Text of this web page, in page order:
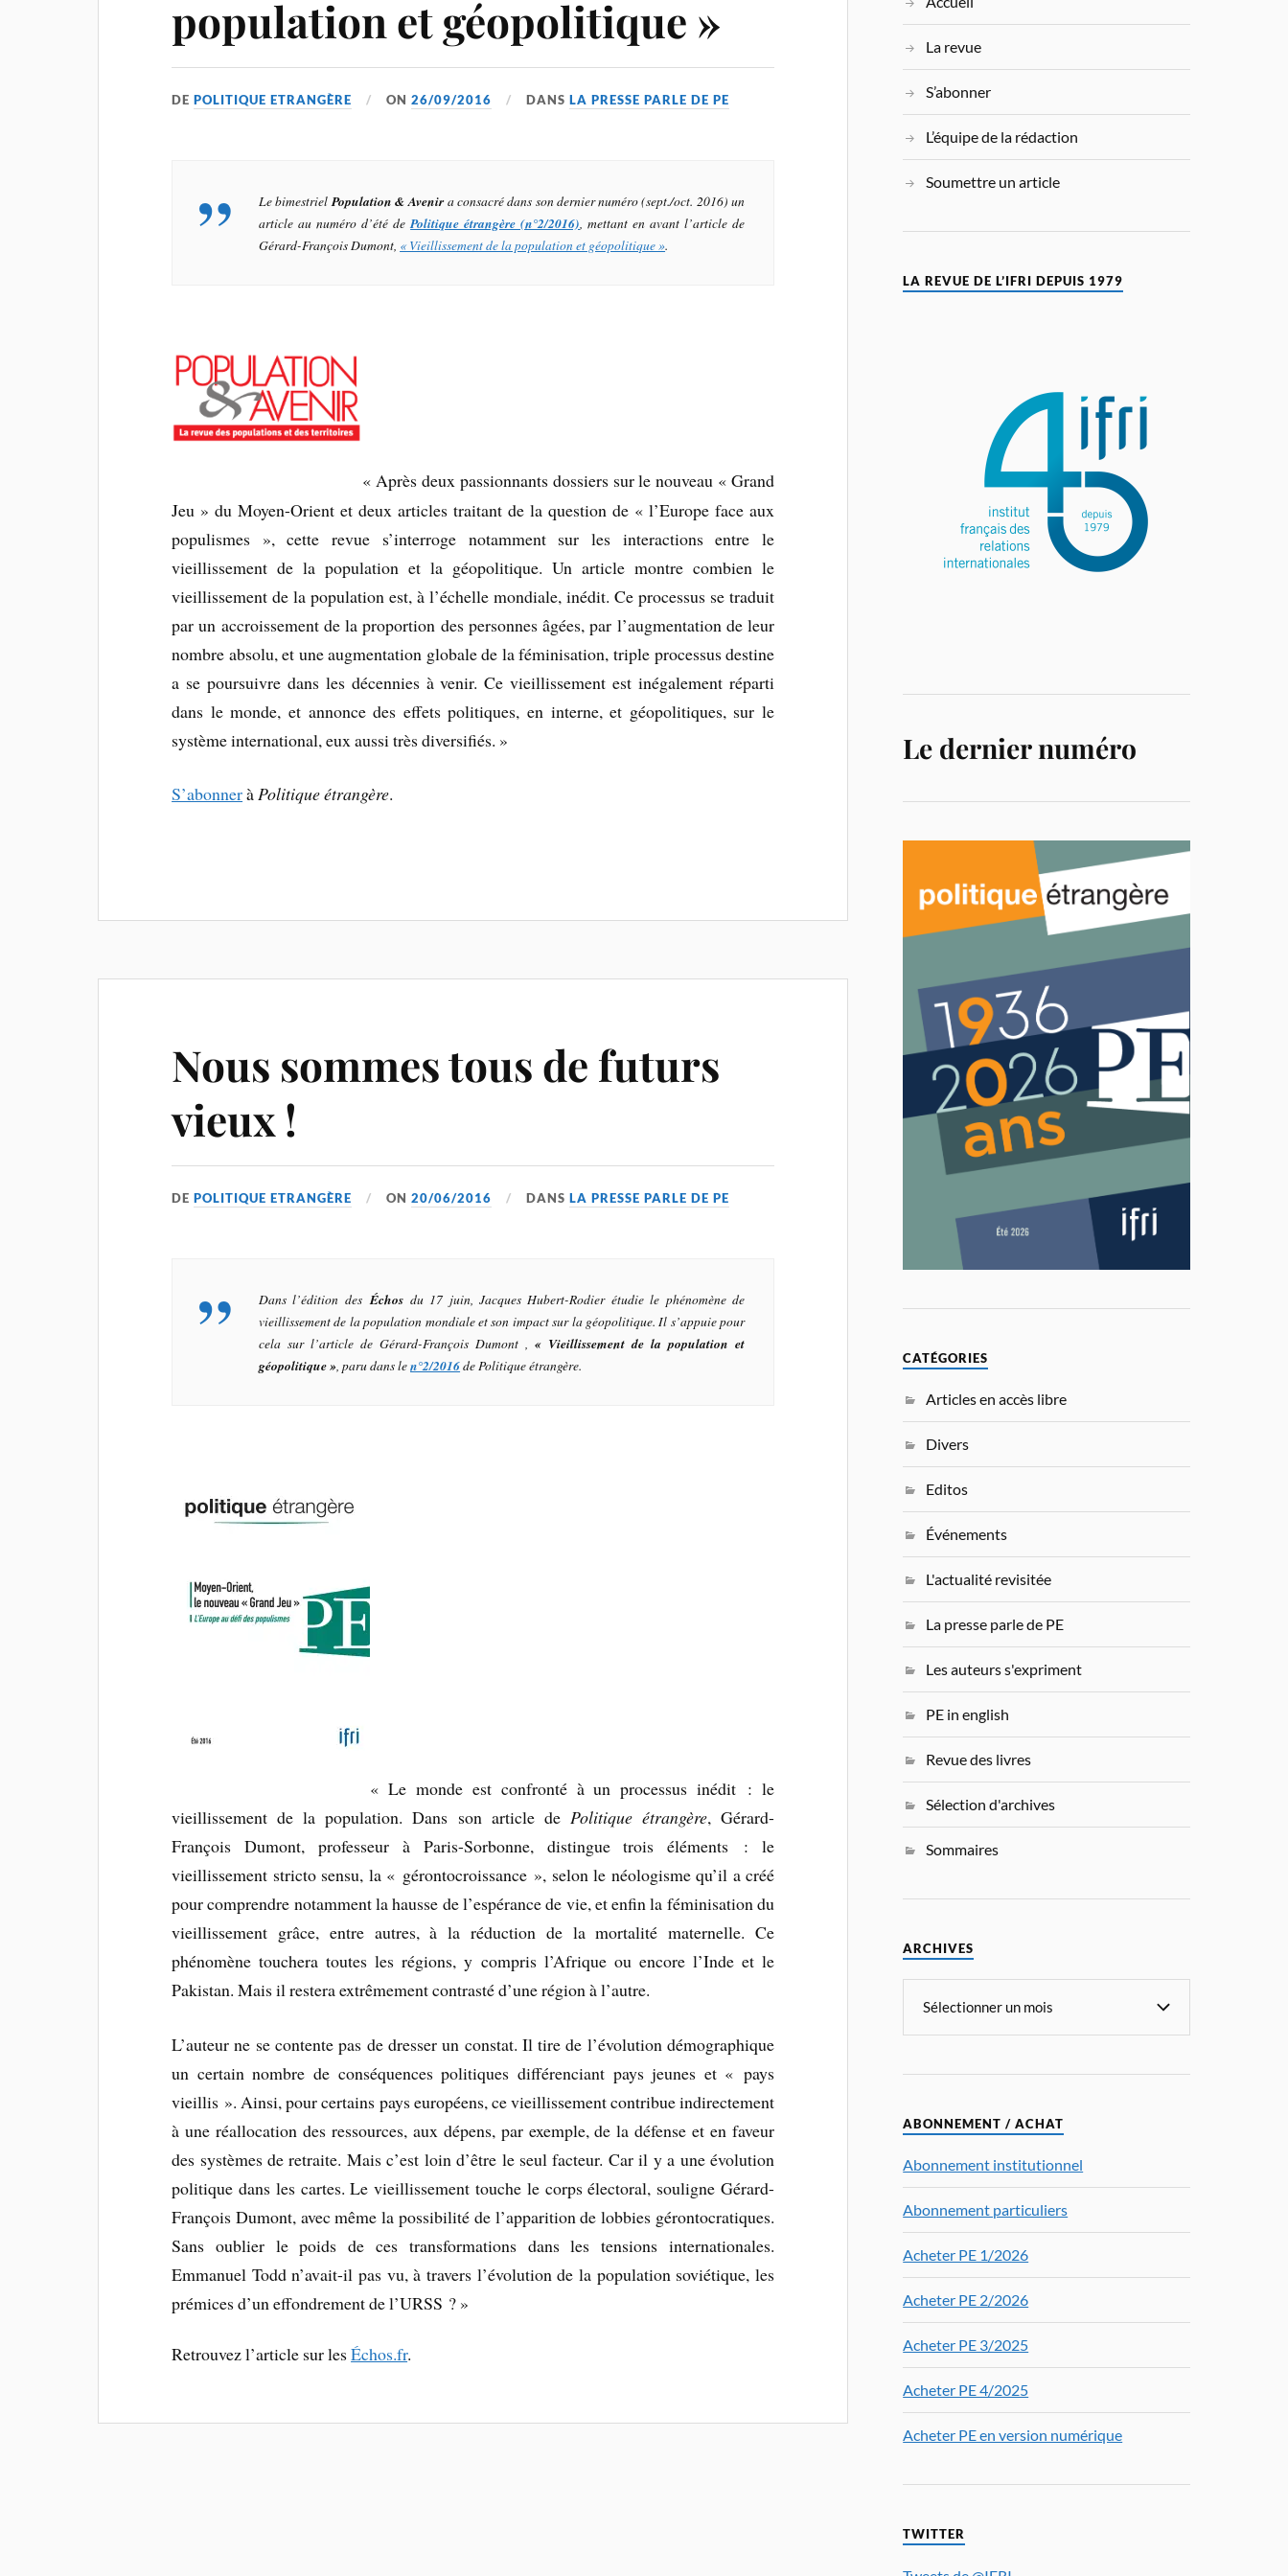
population et géopolitique »
DEPOLITIQUE ETRANGÈRE ON26/09/2016 DANSLA PRESSE PARLE DE PE
Le bimestrielPopulation & Avenira consacré dans son dernier numéro (sept./oct. 2016) un
article au numéro d’été dePolitique étrangère(n°2/2016), mettant en avant l’article de
Gérard-François Dumont, « Vieillissement de la population et géopolitique ».
« Après deux passionnants dossiers sur le nouveau « Grand
Jeu » du Moyen-Orient et deux articles traitant de la question de « l’Europe face aux
populismes », cette revue s’interroge notamment sur les interactions entre le
vieillissement de la population et la géopolitique. Un article montre combien le
vieillissement de la population est, à l’échelle mondiale, inédit. Ce processus se traduit
par un accroissement de la proportion des personnes âgées, par l’augmentation de leur
nombre absolu, et une augmentation globale de la féminisation, triple processus destine
a se poursuivre dans les décennies à venir. Ce vieillissement est inégalement réparti
dans le monde, et annonce des effets politiques, en interne, et géopolitiques, sur le
système international, eux aussi très diversifiés. »
S’abonneràPolitique étrangère.
Nous sommes tous de futurs
vieux !
DEPOLITIQUE ETRANGÈRE ON20/06/2016 DANSLA PRESSE PARLE DE PE
Dans l’édition desÉchos du 17 juin, Jacques Hubert-Rodier étudie le phénomène de
vieillissement de la population mondiale et son impact sur la géopolitique. Il s’appuie pour
cela sur l’article de Gérard-François Dumont ,« Vieillissement de la population et
géopolitique », paru dans len°2/2016dePolitique étrangère.
« Le monde est confronté à un processus inédit : le
vieillissement de la population. Dans son article de Politique étrangère, Gérard-
François Dumont, professeur à Paris-Sorbonne, distingue trois éléments : le
vieillissement stricto sensu, la « gérontocroissance », selon le néologisme qu’il a créé
pour comprendre notamment la hausse de l’espérance de vie, et enfin la féminisation du
vieillissement grâce, entre autres, à la réduction de la mortalité maternelle. Ce
phénomène touchera toutes les régions, y compris l’Afrique ou encore l’Inde et le
Pakistan. Mais il restera extrêmement contrasté d’une région à l’autre.
L’auteur ne se contente pas de dresser un constat. Il tire de l’évolution démographique
un certain nombre de conséquences politiques différenciant pays jeunes et « pays
vieillis ». Ainsi, pour certains pays européens, ce vieillissement contribue indirectement
à une réallocation des ressources, aux dépens, par exemple, de la défense et en faveur
des systèmes de retraite. Mais c’est loin d’être le seul facteur. Car il y a une évolution
politique dans les cartes. Le vieillissement touche le corps électoral, souligne Gérard-
François Dumont, avec même la possibilité de l’apparition de lobbies gérontocratiques.
Sans oublier le poids de ces transformations dans les tensions internationales.
Emmanuel Todd n’avait-il pas vu, à travers l’évolution de la population soviétique, les
prémices d’un effondrement de l’URSS ? »
Retrouvez l’article sur lesÉchos.fr.
La revue
S’abonner
L’équipe de la rédaction
Soumettre un article
LA REVUE DE L’IFRI DEPUIS 1979
Le dernier numéro
CATÉGORIES
Articles en accès libre
Divers
Editos
Événements
L'actualité revisitée
La presse parle de PE
Les auteurs s'expriment
PE in english
Revue des livres
Sélection d'archives
Sommaires
ARCHIVES
ABONNEMENT / ACHAT
Abonnement institutionnel
Abonnement particuliers
Acheter PE 1/2026
Acheter PE 2/2026
Acheter PE 3/2025
Acheter PE 4/2025
Acheter PE en version numérique
TWITTER